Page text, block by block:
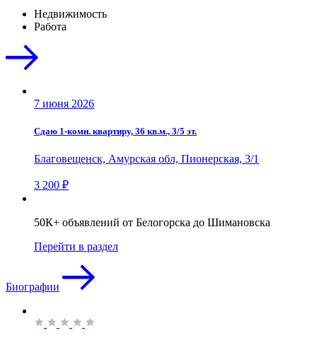
Недвижимость
Работа
7 июня 2026
Сдаю 1-комн. квартиру, 36 кв.м., 3/5 эт.
Благовещенск, Амурская обл, Пионерская, 3/1
3 200 ₽
50К+ объявлений от Белогорска до Шимановска
Перейти в раздел
Биографии